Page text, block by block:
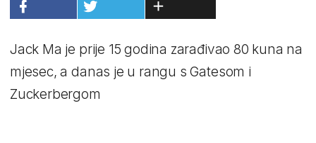
Jack Ma je prije 15 godina zarađivao 80 kuna na
mjesec, a danas je u rangu s Gatesom i
Zuckerbergom